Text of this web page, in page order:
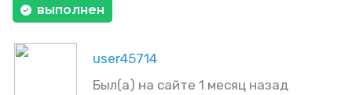
user45714
Был(а) на сайте 1 месяц назад
выполнен